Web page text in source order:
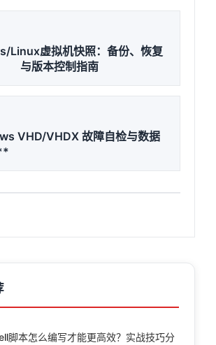
Linux虚拟机快照：备份、恢复
与版本控制指南
VHD/VHDX 故障自检与数据
脚本怎么编写才能更高效？实战技巧分